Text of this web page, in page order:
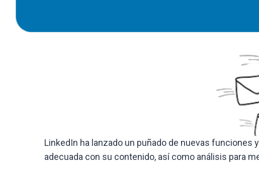
LinkedIn ha lanzado un puñado de nuevas funciones
adecuada con su contenido, así como análisis para